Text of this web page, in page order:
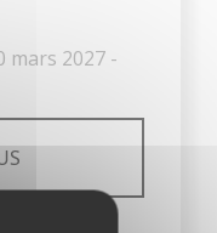
mars 2027 -